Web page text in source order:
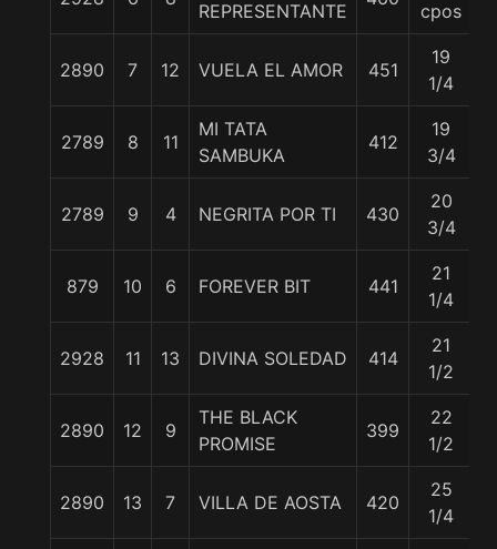
REPRESENTANTE
cpos
2890 7 12 VUELA EL AMOR 451
19
1/4
2789 8 11
MI TATA
SAMBUKA
412
19
3/4
2789 9 4 NEGRITA POR TI 430
20
3/4
879 10 6 FOREVER BIT 441
21
1/4
2928 11 13 DIVINA SOLEDAD 414
21
1/2
2890 12 9
THE BLACK
PROMISE
399
22
1/2
2890 13 7 VILLA DE AOSTA 420
25
1/4